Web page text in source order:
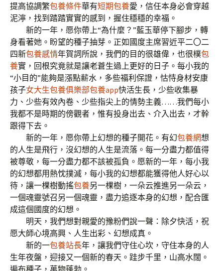
提高協調繁包養條件華有短期包養愛，信任本身必會穿越
泥濘，找到踏踏實實的感到，握住穩穩的幸福。
新的一年，愿你帶上“為什麼？”藍玉華停下腳步，轉
身看著她。盼望的種子抽芽。正如國度主席習近平二〇二
四新包養感情年賀詞所說，我們的目的很雄偉，也很樸包
養實，回根究竟就是讓老蒼生過上更好的日子。每小我的
“小目的”能夠是漲點薪水，多些福利保證，怙恃身材安康
孩子女大生包養俱樂部包養app快活生長，少些收集暴
力、少些有效內卷、少些指尖上的情勢主義……我們每小
我都不是時期的傍觀者，惟有投身出去、介入出去，才幹
跟得下去。
新的一年，愿你帶上幻想的種子開花。有幻包養網想
的人生是飛行，沒幻想的人生是流落。每一分盡力都值得
被尊敬，每一分盡力都不該被孤負。愿新的一年，每小我
的幻想都用熱忱撲滅，每小我的幻想都能獲得他人好心以
待，讓一棵樹動搖包養另一棵樹，一朵云推進另一朵云，
一個魂靈號召另一個魂靈，盡力追逐本身的幻想，配合匯
成這個國度的幻想。
明天，我們想對親愛的豫粉們說一聲：除夕快活，祝
愿大師心境高興、人生出彩、幻想成真。
新的一包養站長年，讓我們守住心坎，守住本身的人
生年夜盤，迎接又一個新的春天。跬步千里，山高水闊。
遍布種子，萬物蓬勃。